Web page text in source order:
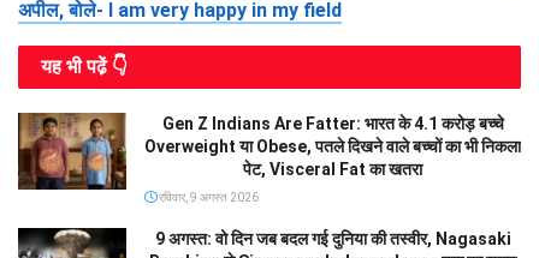
अपील, बोले- I am very happy in my field
यह भी पढे़ं 👇
Gen Z Indians Are Fatter: भारत के 4.1 करोड़ बच्चे
Overweight या Obese, पतले दिखने वाले बच्चों का भी निकला
पेट, Visceral Fat का खतरा
रविवार, 9 अगस्त 2026
9 अगस्त: वो दिन जब बदल गई दुनिया की तस्वीर, Nagasaki